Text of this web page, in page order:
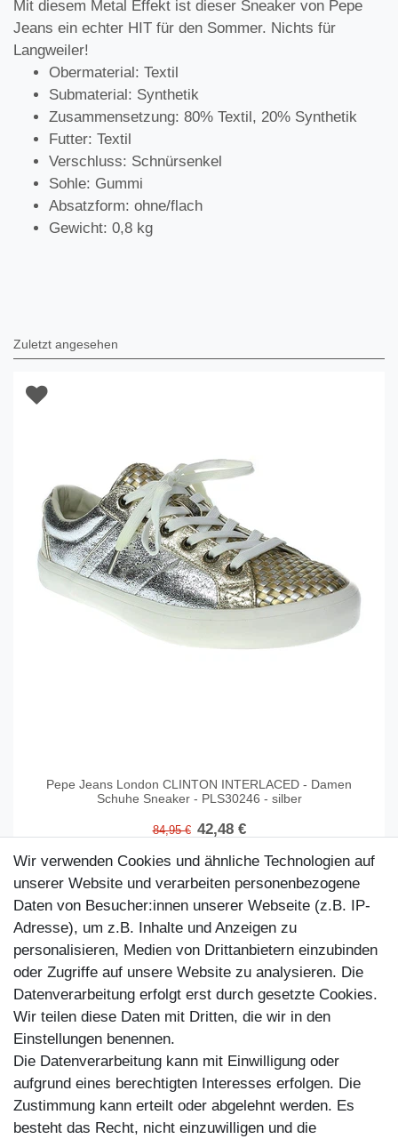
Mit diesem Metal Effekt ist dieser Sneaker von Pepe
Jeans ein echter HIT für den Sommer. Nichts für
Langweiler!
Obermaterial: Textil
Submaterial: Synthetik
Zusammensetzung: 80% Textil, 20% Synthetik
Futter: Textil
Verschluss: Schnürsenkel
Sohle: Gummi
Absatzform: ohne/flach
Gewicht: 0,8 kg
Zuletzt angesehen
Pepe Jeans London CLINTON INTERLACED - Damen
Schuhe Sneaker - PLS30246 - silber
84,95 € 42,48 €
In den Warenkorb
Kundenservice
Wir verwenden Cookies und ähnliche Technologien auf
unserer Website und verarbeiten personenbezogene
Daten von Besucher:innen unserer Webseite (z.B. IP-
Adresse), um z.B. Inhalte und Anzeigen zu
personalisieren, Medien von Drittanbietern einzubinden
oder Zugriffe auf unsere Website zu analysieren. Die
Datenverarbeitung erfolgt erst durch gesetzte Cookies.
Wir teilen diese Daten mit Dritten, die wir in den
Einstellungen benennen.
Die Datenverarbeitung kann mit Einwilligung oder
aufgrund eines berechtigten Interesses erfolgen. Die
Zustimmung kann erteilt oder abgelehnt werden. Es
besteht das Recht, nicht einzuwilligen und die